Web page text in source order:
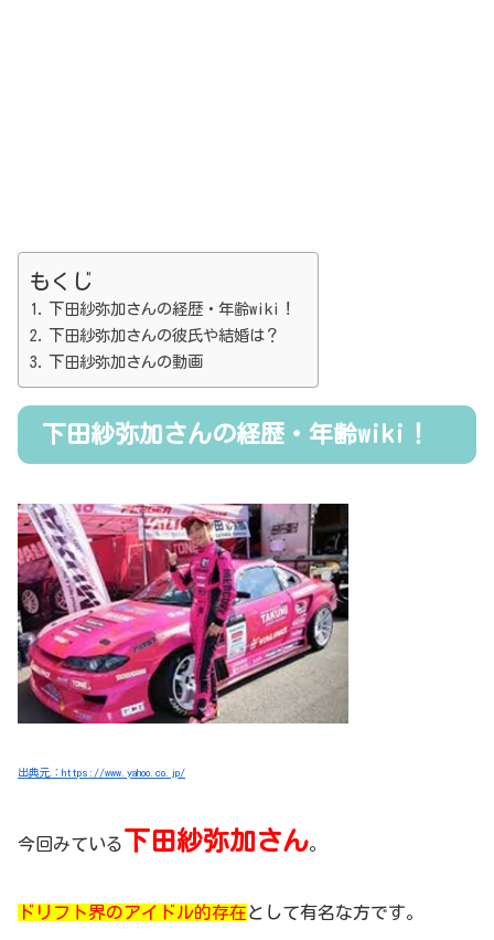
もくじ
下田紗弥加さんの経歴・年齢wiki！
下田紗弥加さんの彼氏や結婚は？
下田紗弥加さんの動画
下田紗弥加さんの経歴・年齢wiki！
出典元：https://www.yahoo.co.jp/
今回みている下田紗弥加さん。
ドリフト界のアイドル的存在として有名な方です。